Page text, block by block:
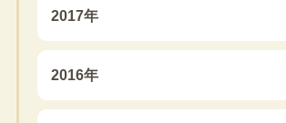
2017年
2016年